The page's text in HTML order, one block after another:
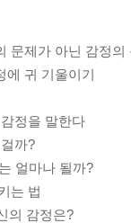
문제가 아닌 감정의
에 귀 기울이기
정을 말한다
까?
얼마나 될까?
는 법
의 감정은?